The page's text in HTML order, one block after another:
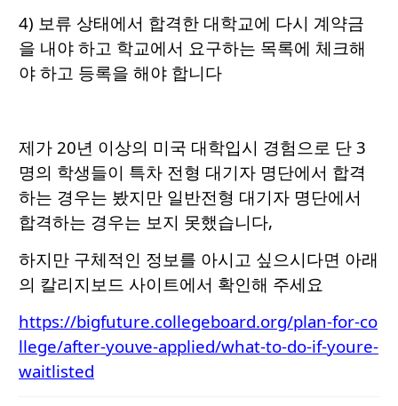
4) 보류 상태에서 합격한 대학교에 다시 계약금
을 내야 하고 학교에서 요구하는 목록에 체크해
야 하고 등록을 해야 합니다
제가 20년 이상의 미국 대학입시 경험으로 단 3
명의 학생들이 특차 전형 대기자 명단에서 합격
하는 경우는 봤지만 일반전형 대기자 명단에서
합격하는 경우는 보지 못했습니다,
하지만 구체적인 정보를 아시고 싶으시다면 아래
의 칼리지보드 사이트에서 확인해 주세요
https://bigfuture.collegeboard.org/plan-for-co
llege/after-youve-applied/what-to-do-if-youre-
waitlisted